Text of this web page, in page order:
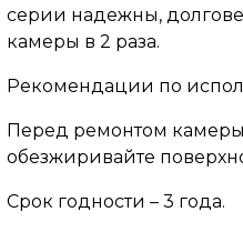
серии надежны,
камеры в 2 раза.
Рекомендации по
Перед ремонтом камеры
обезжиривайте
Срок годности – 3 года.